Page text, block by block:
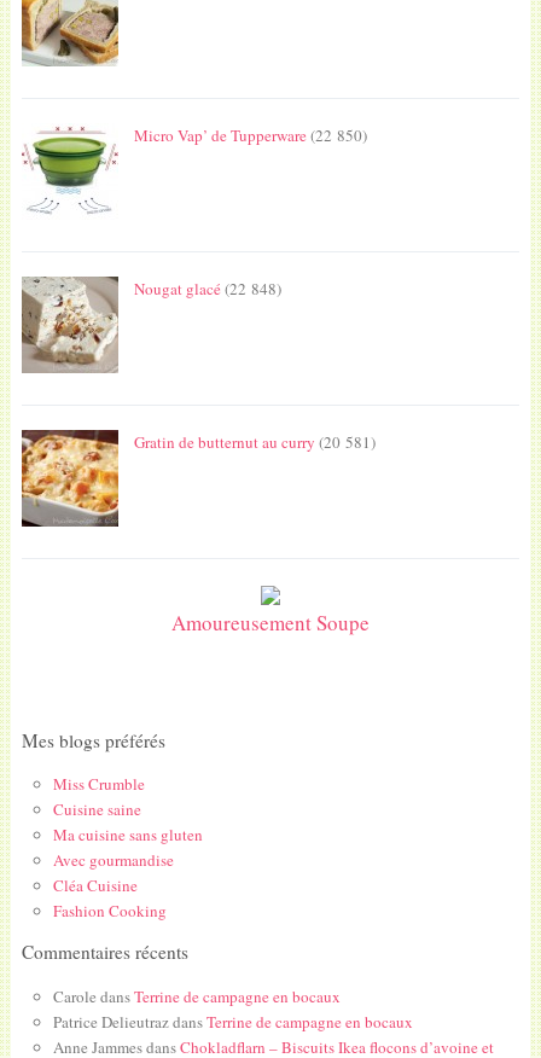
Micro Vap’ de Tupperware(22 850)
Nougat glacé(22 848)
Gratin de butternut au curry (20 581)
Amoureusement Soupe
Mes blogs préférés
Miss Crumble
Cuisine saine
Ma cuisine sans gluten
Avec gourmandise
Cléa Cuisine
Fashion Cooking
Commentaires récents
Carole dansTerrine de campagne en bocaux
Patrice DelieutrazdansTerrine de campagne en bocaux
Anne JammesdansChokladflarn – Biscuits Ikea flocons d’avoine et